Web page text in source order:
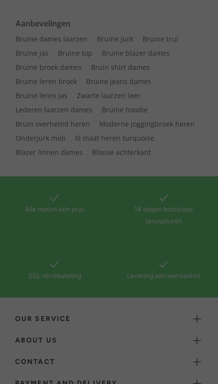
Aanbevelingen
Bruine dames laarzen Bruine jurk
Bruine trui
Bruine jas
Bruine top
Bruine blazer dames
Bruine broek dames
Bruin shirt dames
Bruine leren broek
Bruine jeans dames
Bruine leren jas
Zwarte laarzen leer
Lederen laarzen dames
Bruine hoodie
Bruin overhemd heren
Moderne joggingbroek heren
Onderjurk midi
Xl maat heren turquoise
Blazer linnen dames
Blouse achterkant
Alle maten één prijs
14 dagen kosteloos
terugsturen
SSL versleuteling Levering aan wensadres
OUR SERVICE
ABOUT US
CONTACT